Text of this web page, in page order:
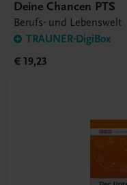
Deine Chancen PTS
Berufs- und Lebenswelt
TRAUNER-DigiBox
€ 19,23